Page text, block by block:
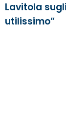
Lavitola
utilissimo”